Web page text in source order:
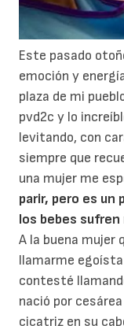
Este pasado
emoción y
plaza de mi
pvd2c y lo
levitando, con
siempre que
una mujer me
parir, pero es un
los bebes sufren
A la buena mujer
llamarme egoísta
contesté
nació por
cicatriz en su